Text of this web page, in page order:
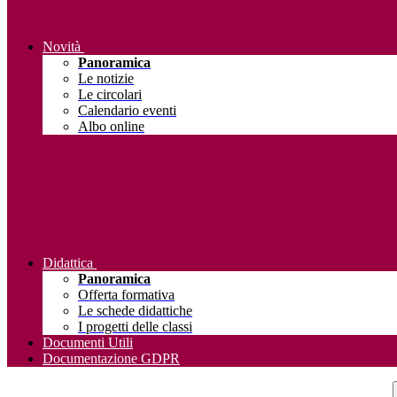
Novità
Panoramica
Le notizie
Le circolari
Calendario eventi
Albo online
Didattica
Panoramica
Offerta formativa
Le schede didattiche
I progetti delle classi
Documenti Utili
Documentazione GDPR